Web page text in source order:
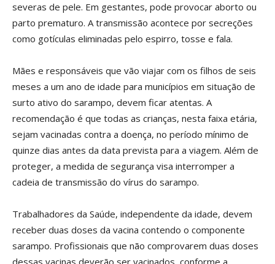
severas de pele. Em gestantes, pode provocar aborto ou
parto prematuro. A transmissão acontece por secreções
como gotículas eliminadas pelo espirro, tosse e fala.
Mães e responsáveis que vão viajar com os filhos de seis
meses a um ano de idade para municípios em situação de
surto ativo do sarampo, devem ficar atentas. A
recomendação é que todas as crianças, nesta faixa etária,
sejam vacinadas contra a doença, no período mínimo de
quinze dias antes da data prevista para a viagem. Além de
proteger, a medida de segurança visa interromper a
cadeia de transmissão do vírus do sarampo.
Trabalhadores da Saúde, independente da idade, devem
receber duas doses da vacina contendo o componente
sarampo. Profissionais que não comprovarem duas doses
dessas vacinas deverão ser vacinados, conforme a